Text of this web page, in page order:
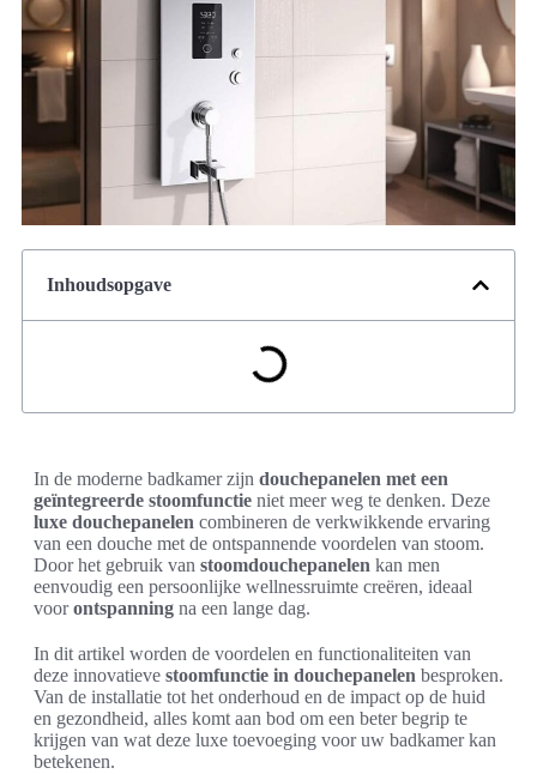
Inhoudsopgave
In de moderne badkamer zijn douchepanelen met een
geïntegreerde stoomfunctie niet meer weg te denken. Deze
luxe douchepanelen combineren de verkwikkende ervaring
van een douche met de ontspannende voordelen van stoom.
Door het gebruik van stoomdouchepanelen kan men
eenvoudig een persoonlijke wellnessruimte creëren, ideaal
voorontspanning na een lange dag.
In dit artikel worden de voordelen en functionaliteiten van
deze innovatieve stoomfunctie in douchepanelen besproken.
Van de installatie tot het onderhoud en de impact op de huid
en gezondheid, alles komt aan bod om een beter begrip te
krijgen van wat deze luxe toevoeging voor uw badkamer kan
betekenen.